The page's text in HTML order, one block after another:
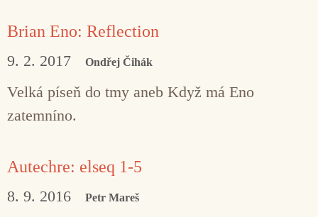
Brian Eno: Reflection
9. 2. 2017 Ondřej Čihák
Velká píseň do tmy aneb Když má Eno
zatemníno.
Autechre: elseq 1-5
8. 9. 2016 Petr Mareš